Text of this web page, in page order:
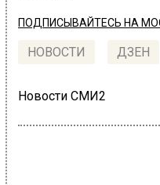
ПОДПИСЫВАЙТЕСЬ НА
НОВОСТИ ДЗЕН
Новости СМИ2